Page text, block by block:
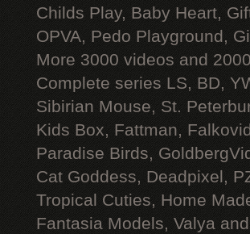
Childs Play, Baby Heart,
OPVA, Pedo Playground,
More 3000 videos and
Complete series LS, BD,
Sibirian Mouse, St.
Kids Box, Fattman,
Paradise Birds,
Cat Goddess, Deadpixel,
Tropical Cuties, Home
Fantasia Models, Valya